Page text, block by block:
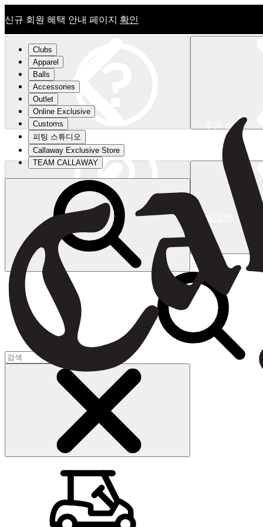
신규 회원 혜택 안내 페이지 확인
신규 회원 혜택 안내 페이지확인
주문 상태
로그인
장바구니
Clubs
Apparel
Balls
Accessories
Outlet
Online Exclusive
Customs
피팅 스튜디오
Callaway Exclusive Store
TEAM CALLAWAY